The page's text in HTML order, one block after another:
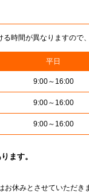
時間が異なりますので
平日
9:00～16:00
9:00～16:00
9:00～16:00
ます。
休みとさせていただき